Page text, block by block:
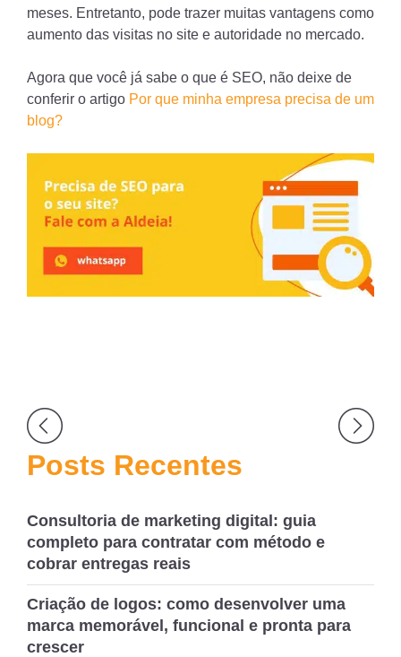
meses. Entretanto, pode trazer muitas vantagens como
aumento das visitas no site e autoridade no mercado.
Agora que você já sabe o que é SEO, não deixe de
conferir o artigo Por que minha empresa precisa de um
blog?
Navegação
de
Posts Recentes
Consultoria de marketing digital: guia
completo para contratar com método e
cobrar entregas reais
Criação de logos: como desenvolver uma
marca memorável, funcional e pronta para
crescer